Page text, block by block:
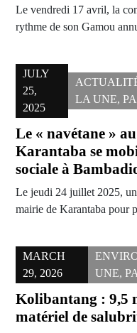
Le vendredi 17 avril, la
rythme de son Gamou
JULY
25,
2025
LA UNE,
Le « navétane »
Karantaba se
sociale à
Le jeudi 24 juillet 2025,
mairie de Karantaba pour
MARCH
29, 2026
UNE,
Kolibantang : 9,5
matériel de